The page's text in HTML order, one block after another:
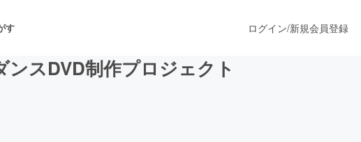
す ログイン/新規会員登録
スDVD制作プロジェクト